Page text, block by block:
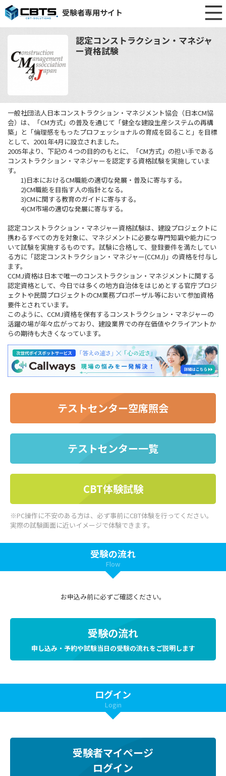
受験者専用サイト
認定コンストラクション・マネジャ
ー資格試験
一般社団法人日本コンストラクション・マネジメント協会（日本CM協
会）は、「CM方式」の普及を通じて「健全な建設生産システムの再構
築」と「倫理感をもったプロフェッショナルの育成を図ること」を目標
として、2001年4月に設立されました。
2005年より、下記の４つの目的のもとに、「CM方式」の担い手である
コンストラクション・マネジャーを認定する資格試験を実施していま
す。
1)日本におけるCM職能の適切な発展・普及に寄与する。
2)CM職能を目指す人の指針となる。
3)CMに関する教育のガイドに寄与する。
4)CM市場の適切な発展に寄与する。
認定コンストラクション・マネジャー資格試験は、建設プロジェクトに
携わるすべての方を対象に、マネジメントに必要な専門知識や能力につ
いて試験を実施するものです。試験に合格して、登録要件を満たしてい
る方に「認定コンストラクション・マネジャー(CCMJ)」の資格を付与し
ます。
CCMJ資格は日本で唯一のコンストラクション・マネジメントに関する
認定資格として、今日では多くの地方自治体をはじめとする官庁プロジ
ェクトや民間プロジェクトのCM業務プロポーザル等において参加資格
要件とされています。
このように、CCMJ資格を保有するコンストラクション・マネジャーの
活躍の場が年々広がっており、建設業界での存在価値やクライアントか
らの期待も大きくなっています。
テストセンター空席照会
テストセンター一覧
CBT体験試験
※PC操作に不安のある方は、必ず事前にCBT体験を行ってください。
実際の試験画面に近いイメージで体験できます。
受験の流れ
Flow
お申込み前に必ずご確認ください。
受験の流れ
申し込み・予約や試験当日の受験の流れをご説明します
ログイン
Login
受験者マイページ
ログイン